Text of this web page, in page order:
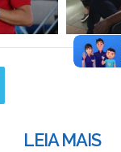
LEIA MAIS